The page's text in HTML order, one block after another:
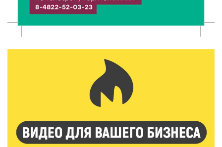
7 Авг 2026 12:36 231
От танцев до спорта: в Твери на семи площадках
Маткапитал в деле: свыше 1900 тверских семей
оплатили образование детей в 2026 году
160
главные подарки в своей жизни